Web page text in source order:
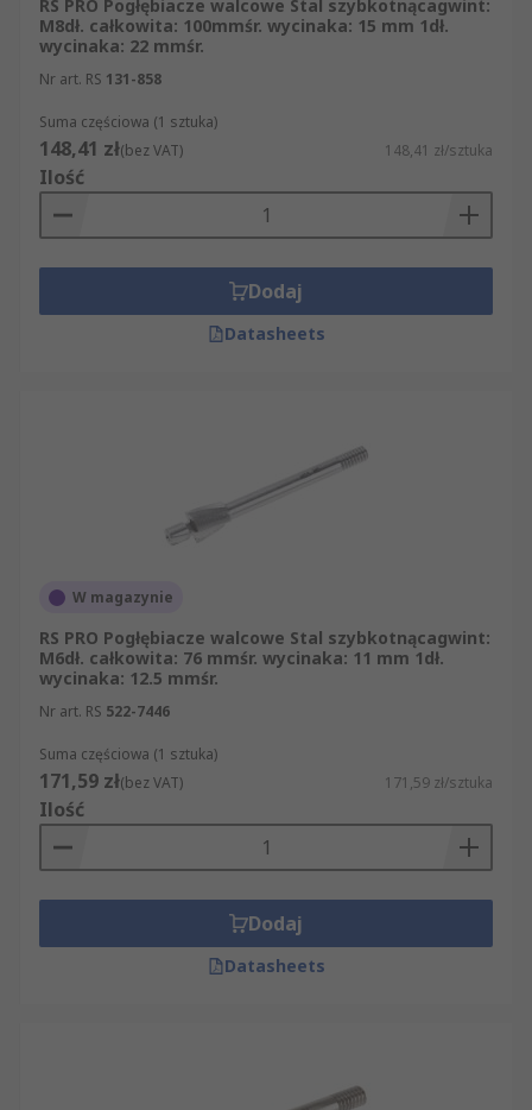
RS PRO Pogłębiacze walcowe Stal szybkotnącagwint:
M8dł. całkowita: 100mmśr. wycinaka: 15 mm 1dł.
wycinaka: 22 mmśr.
Nr art. RS 131-858
Suma częściowa (1 sztuka)
148,41 zł(bez VAT) 148,41 zł/sztuka
Ilość
Dodaj
Datasheets
W magazynie
RS PRO Pogłębiacze walcowe Stal szybkotnącagwint:
M6dł. całkowita: 76 mmśr. wycinaka: 11 mm 1dł.
wycinaka: 12.5 mmśr.
Nr art. RS 522-7446
Suma częściowa (1 sztuka)
171,59 zł(bez VAT) 171,59 zł/sztuka
Ilość
Dodaj
Datasheets